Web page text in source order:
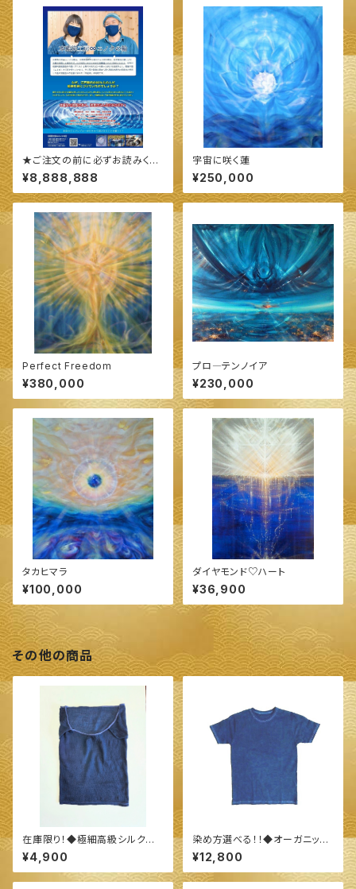
★ご注文の前に必ずお読みくだ
さい★
¥8,888,888
宇宙に咲く蓮
¥250,000
Perfect Freedom
¥380,000
プロ―テンノイア
¥230,000
タカヒマラ
¥100,000
ダイヤモンド♡ハート
¥36,900
その他の商品
在庫限り！◆極細高級シルク混
の耳当てが付いたマスクになる
ネックウォーマー◆ ～100%オ
ーガニックすくも使用 醗酵建て
¥4,900
染め方選べる！！◆オーガニック
コットン Ｔシャツ（S、Ｍサイズ）
長袖&半袖◆ ～100%オーガニ
ックすくも使用 醗酵建て伊勢藍
¥12,800